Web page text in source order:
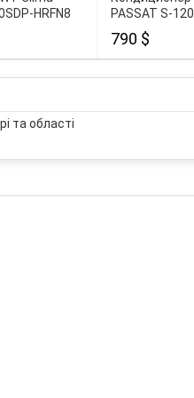
HRFN8
PASSAT S-
790 $
та області